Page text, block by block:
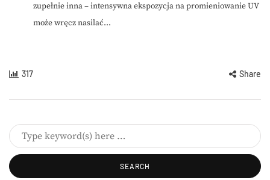
zupełnie inna – intensywna ekspozycja na promieniowanie UV
może wręcz nasilać...
317 Share